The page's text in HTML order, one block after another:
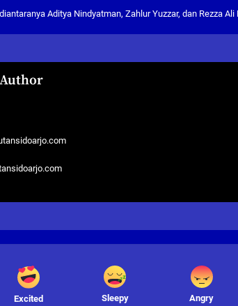
Aditya Nindyatman, Zahlur Yuzzar, dan Rezza Ali
Excited Sleepy Angry